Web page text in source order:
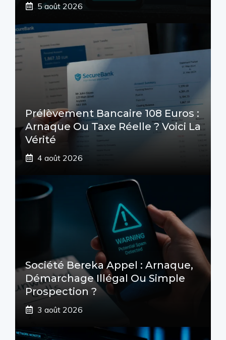
5 août 2026
Prélèvement Bancaire 108 Euros :
Arnaque Ou Taxe Réelle ? Voici La
Vérité
4 août 2026
Société Bereka Appel : Arnaque,
Démarchage Illégal Ou Simple
Prospection ?
3 août 2026